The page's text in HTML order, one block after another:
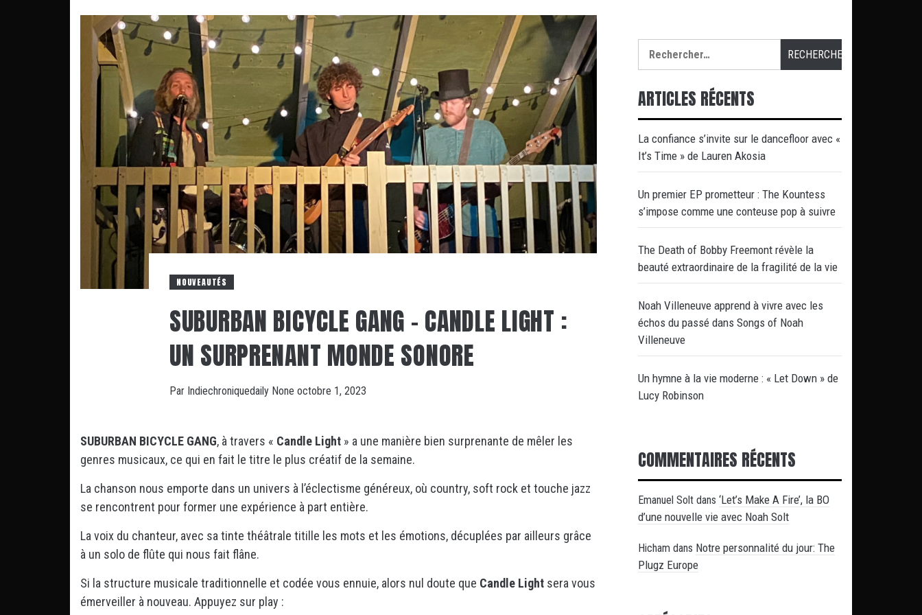
NOUVEAUTÉS
SUBURBAN BICYCLE GANG – CANDLE LIGHT :
UN SURPRENANT MONDE SONORE
Par Indiechroniquedaily None octobre 1, 2023
SUBURBAN BICYCLE GANG, à travers « Candle Light » a une manière bien surprenante de mêler les
genres musicaux, ce qui en fait le titre le plus créatif de la semaine.
La chanson nous emporte dans un univers à l’éclectisme généreux, où country, soft rock et touche jazz
se rencontrent pour former une expérience à part entière.
La voix du chanteur, avec sa tinte théâtrale titille les mots et les émotions, décuplées par ailleurs grâce
à un solo de flûte qui nous fait flâne.
Si la structure musicale traditionnelle et codée vous ennuie, alors nul doute que Candle Light sera vous
émerveiller à nouveau. Appuyez sur play :
ARTICLES RÉCENTS
La confiance s’invite sur le dancefloor avec «
It’s Time » de Lauren Akosia
Un premier EP prometteur : The Kountess
s’impose comme une conteuse pop à suivre
The Death of Bobby Freemont révèle la
beauté extraordinaire de la fragilité de la vie
Noah Villeneuve apprend à vivre avec les
échos du passé dans Songs of Noah
Villeneuve
Un hymne à la vie moderne : « Let Down » de
Lucy Robinson
COMMENTAIRES RÉCENTS
Emanuel Solt dans ‘Let’s Make A Fire’, la BO
d’une nouvelle vie avec Noah Solt
Hicham dans Notre personnalité du jour: The
Plugz Europe